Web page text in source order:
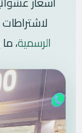
لاشتراطات
الرسمية،